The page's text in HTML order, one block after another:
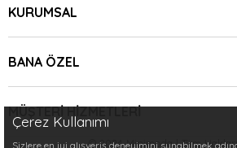
KURUMSAL
BANA ÖZEL
MÜŞTERİ HİZMETLERİ
© 2024 Minimoda | Tüm Hakları
Çerez Kullanımı
Sizlere en iyi alışveriş deneyimini sunabilmek